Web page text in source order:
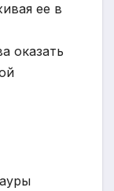
ее в
оказать